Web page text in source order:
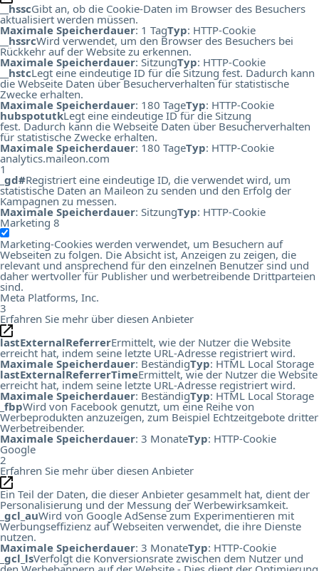
__hsscGibt an, ob die Cookie-Daten im Browser des Besuchers
aktualisiert werden müssen.
Maximale Speicherdauer: 1 TagTyp: HTTP-Cookie
__hssrcWird verwendet, um den Browser des Besuchers bei
Rückkehr auf der Website zu erkennen.
Maximale Speicherdauer: SitzungTyp: HTTP-Cookie
__hstcLegt eine eindeutige ID für die Sitzung fest. Dadurch kann
die Webseite Daten über Besucherverhalten für statistische
Zwecke erhalten.
Maximale Speicherdauer: 180 TageTyp: HTTP-Cookie
hubspotutkLegt eine eindeutige ID für die Sitzung
fest. Dadurch kann die Webseite Daten über Besucherverhalten
für statistische Zwecke erhalten.
Maximale Speicherdauer: 180 TageTyp: HTTP-Cookie
analytics.maileon.com
1
_gd#Registriert eine eindeutige ID, die verwendet wird, um
statistische Daten an Maileon zu senden und den Erfolg der
Kampagnen zu messen.
Maximale Speicherdauer: SitzungTyp: HTTP-Cookie
Marketing 8
Marketing-Cookies werden verwendet, um Besuchern auf
Webseiten zu folgen. Die Absicht ist, Anzeigen zu zeigen, die
relevant und ansprechend für den einzelnen Benutzer sind und
daher wertvoller für Publisher und werbetreibende Drittparteien
sind.
Meta Platforms, Inc.
3
Erfahren Sie mehr über diesen Anbieter
lastExternalReferrerErmittelt, wie der Nutzer die Website
erreicht hat, indem seine letzte URL-Adresse registriert wird.
Maximale Speicherdauer: BeständigTyp: HTML Local Storage
lastExternalReferrerTimeErmittelt, wie der Nutzer die Website
erreicht hat, indem seine letzte URL-Adresse registriert wird.
Maximale Speicherdauer: BeständigTyp: HTML Local Storage
_fbpWird von Facebook genutzt, um eine Reihe von
Werbeprodukten anzuzeigen, zum Beispiel Echtzeitgebote dritter
Werbetreibender.
Maximale Speicherdauer: 3 MonateTyp: HTTP-Cookie
Google
2
Erfahren Sie mehr über diesen Anbieter
Ein Teil der Daten, die dieser Anbieter gesammelt hat, dient der
Personalisierung und der Messung der Werbewirksamkeit.
_gcl_auWird von Google AdSense zum Experimentieren mit
Werbungseffizienz auf Webseiten verwendet, die ihre Dienste
nutzen.
Maximale Speicherdauer: 3 MonateTyp: HTTP-Cookie
_gcl_lsVerfolgt die Konversionsrate zwischen dem Nutzer und